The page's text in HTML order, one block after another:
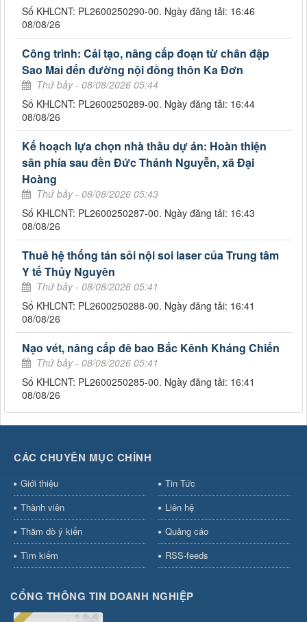
Số KHLCNT: PL2600250290-00. Ngày đăng tải: 16:46
08/08/26
Công trình: Cải tạo, nâng cấp đoạn từ chân đập
Sao Mai đến đường nội đồng thôn Ka Đơn
Thứ bảy - 08/08/2026 05:44
Số KHLCNT: PL2600250289-00. Ngày đăng tải: 16:44
08/08/26
Kế hoạch lựa chọn nhà thầu dự án: Hoàn thiện
sân phía sau đền Đức Thánh Nguyễn, xã Đại
Hoàng
Thứ bảy - 08/08/2026 05:43
Số KHLCNT: PL2600250287-00. Ngày đăng tải: 16:43
08/08/26
Thuê hệ thống tán sỏi nội soi laser của Trung tâm
Y tế Thủy Nguyên
Thứ bảy - 08/08/2026 05:41
Số KHLCNT: PL2600250288-00. Ngày đăng tải: 16:41
08/08/26
Nạo vét, nâng cấp đê bao Bắc Kênh Kháng Chiến
Thứ bảy - 08/08/2026 05:41
Số KHLCNT: PL2600250285-00. Ngày đăng tải: 16:41
08/08/26
CÁC CHUYÊN MỤC CHÍNH
Giới thiệu
Tin Tức
Thành viên
Liên hệ
Thăm dò ý kiến
Quảng cáo
Tìm kiếm
RSS-feeds
CỔNG THÔNG TIN DOANH NGHIỆP